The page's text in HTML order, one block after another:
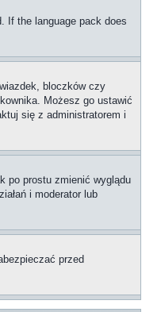
If the language pack does
bloczków czy
Możesz go ustawić
się z administratorem i
po prostu zmienić wyglądu
i moderator lub
przed